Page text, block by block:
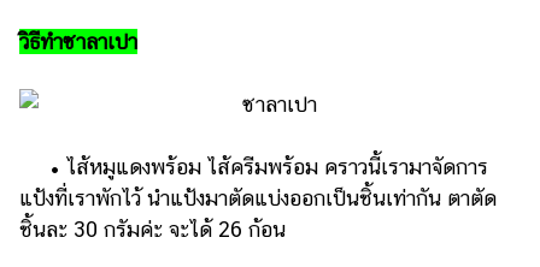
วิธีทำซาลาเปา
• ไส้หมูแดงพร้อม ไส้ครีมพร้อม คราวนี้เรามาจัดการ
แป้งที่เราพักไว้ นำแป้งมาตัดแบ่งออกเป็นชิ้นเท่ากัน ตาตัด
ชิ้นละ 30 กรัมค่ะ จะได้ 26 ก้อน